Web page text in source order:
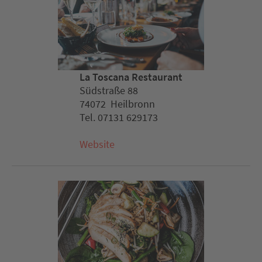
La Toscana Restaurant
Südstraße 88
74072 Heilbronn
Tel. 07131 629173
Website